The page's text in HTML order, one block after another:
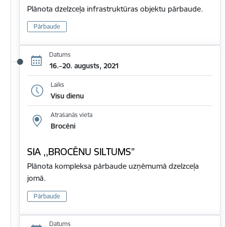
Plānota dzelzceļa infrastruktūras objektu pārbaude.
Pārbaude
Datums
16.–20. augusts, 2021
Laiks
Visu dienu
Atrašanās vieta
Brocēni
SIA ,,BROCĒNU SILTUMS”
Plānota kompleksa pārbaude uzņēmumā dzelzceļa
jomā.
Pārbaude
Datums